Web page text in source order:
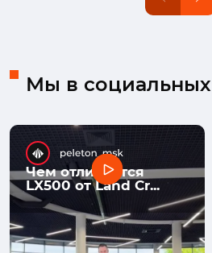
Мы в социальных
Чем отличается
LX500 от Land Cr...